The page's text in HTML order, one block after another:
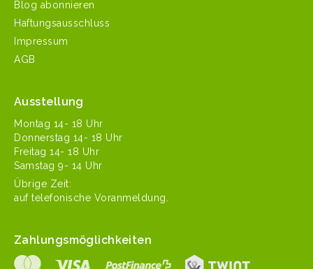
Blog abonnieren
Haftungsausschluss
Impressum
AGB
Ausstellung
Mon­tag 14- 18 Uhr
Don­ner­stag 14- 18 Uhr
Fre­itag 14- 18 Uhr
Sam­stag 9- 14 Uhr
Übrige Zeit:
auf tele­fonis­che Voranmeldung.
Zahlungsmöglichkeiten